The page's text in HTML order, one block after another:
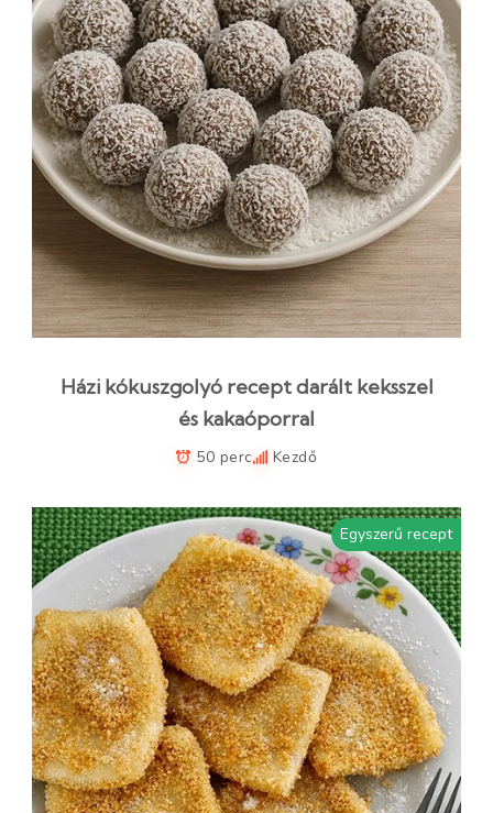
Házi kókuszgolyó recept darált keksszel
és kakaóporral
50 perc Kezdő
Egyszerű recept